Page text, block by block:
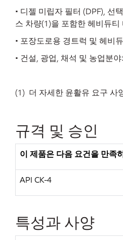
• 디젤 미립자 필터 (DPF), 선
스 차량(1)을 포함한헤비듀티
• 포장도로용 경트럭 및 헤비
• 건설, 광업, 채석 및 농업분야
(1) 더 자세한 윤활유 요구 사
규격 및 승인
이 제품은 다음 요건을 만족
API CK-4
특성과 사양